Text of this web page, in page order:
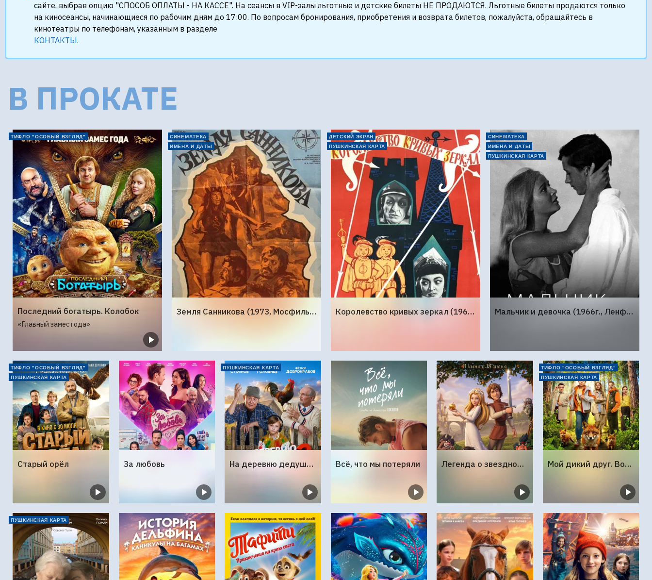
сайте, выбрав опцию "СПОСОБ ОПЛАТЫ - НА КАССЕ". На сеансы в VIP-залы льготные и детские билеты НЕ ПРОДАЮТСЯ. Льготные билеты продаются только
на киносеансы, начинающиеся по рабочим дням до 17:00. По вопросам бронирования, приобретения и возврата билетов, пожалуйста, обращайтесь в
кинотеатры по телефонам, указанным в разделе
КОНТАКТЫ.
В ПРОКАТЕ
ТИФЛО "ОСОБЫЙ ВЗГЛЯД"
Последний богатырь. Колобок
«Главный замес года»
СИНЕМАТЕКА
ИМЕНА И ДАТЫ
Земля Санникова (1973, Мосфильм)
ДЕТСКИЙ ЭКРАН
ПУШКИНСКАЯ КАРТА
Королевство кривых зеркал (1963г., Киностудия Горького)
СИНЕМАТЕКА
ИМЕНА И ДАТЫ
ПУШКИНСКАЯ КАРТА
Мальчик и девочка (1966г., Ленфильм)
ТИФЛО "ОСОБЫЙ ВЗГЛЯД"
ПУШКИНСКАЯ КАРТА
Старый орёл За любовь
ПУШКИНСКАЯ КАРТА
На деревню дедушке 2 Всё, что мы потеряли Легенда о звездной принцессе
ТИФЛО "ОСОБЫЙ ВЗГЛЯД"
ПУШКИНСКАЯ КАРТА
Мой дикий друг. Возвращение домой
ПУШКИНСКАЯ КАРТА